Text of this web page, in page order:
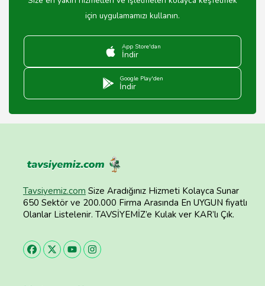
için uygulamamızı kullanın.
App Store'dan
İndir
Google Play'den
İndir
Tavsiyemiz.com Size Aradığınız Hizmeti Kolayca Sunar
650 Sektör ve 200.000 Firma Arasında En UYGUN fiyatlı
Olanlar Listelenir. TAVSİYEMİZ’e Kulak ver KAR’lı Çık.